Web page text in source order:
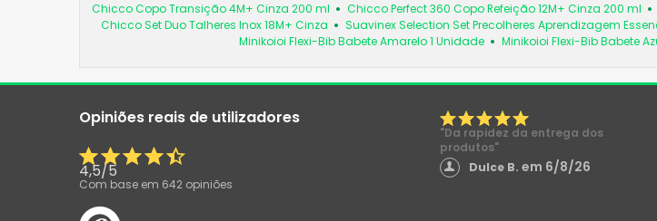
Chicco Copo Transição 4M+ Cinza 200 ml Chicco Perfect 360 Copo Refeição 12M+ Cinza 200 ml
Chicco Set Duo Talheres Inox 18M+ Cinza
Suavinex Selection Set Precolheres Aprendizagem
Minikoioi Flexi-Bib Babete Amarelo 1 Unidade
Minikoioi Flexi-Bib Babete
Opiniões reais de utilizadores
4,5/5
Com base em 642 opiniões
"Da rapidez da entrega dos
produtos"
Dulce B. em 6/8/26